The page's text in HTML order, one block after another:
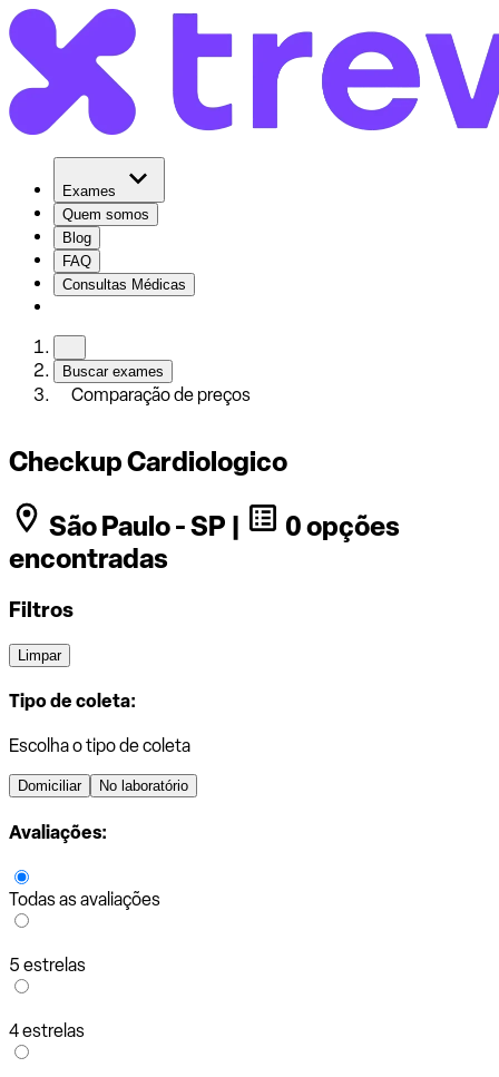
Exames
Quem somos
Blog
FAQ
Consultas Médicas
Buscar exames
Comparação de preços
Checkup Cardiologico
São Paulo - SP |
0 opções
encontradas
Filtros
Limpar
Tipo de coleta:
Escolha o tipo de coleta
Domiciliar No laboratório
Avaliações:
Todas as avaliações
5 estrelas
4 estrelas